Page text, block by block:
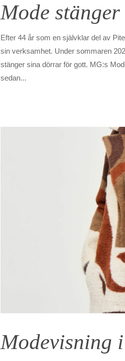
Mode
Efter 44 år som en självklar del av
sin verksamhet. Under sommaren
stänger sina dörrar för gott. MG:s
sedan...
Modevisning